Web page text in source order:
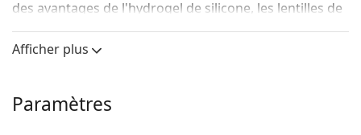
des avantages de l'hydrogel de silicone, les lentilles de
technologies uniques qui garantissent un port
confortable et une excellente vision.
contact TOTAL30 Multifocal ?
Afficher plus
Paramètres